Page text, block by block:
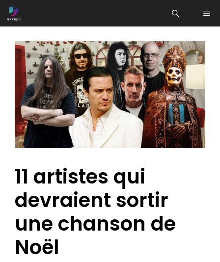
Aller
au
11 artistes qui
devraient sortir
une chanson de
Noël